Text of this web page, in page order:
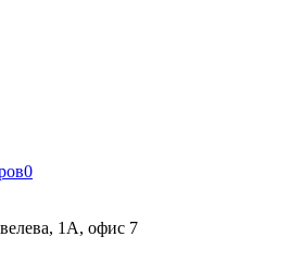
0
1А, офис 7